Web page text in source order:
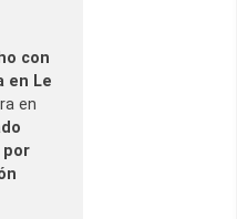
con
en Le
en
por